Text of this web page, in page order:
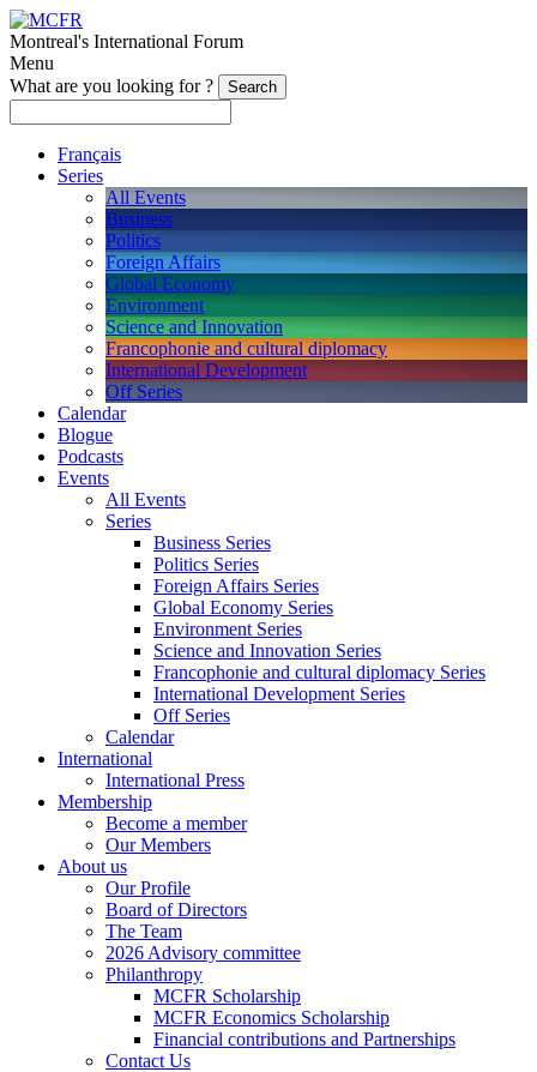
Montreal's International Forum
Menu
What are you looking for ?
Français
Series
All Events
Business
Politics
Foreign Affairs
Global Economy
Environment
Science and Innovation
Francophonie and cultural diplomacy
International Development
Off Series
Calendar
Blogue
Podcasts
Events
All Events
Series
Business Series
Politics Series
Foreign Affairs Series
Global Economy Series
Environment Series
Science and Innovation Series
Francophonie and cultural diplomacy Series
International Development Series
Off Series
Calendar
International
International Press
Membership
Become a member
Our Members
About us
Our Profile
Board of Directors
The Team
2026 Advisory committee
Philanthropy
MCFR Scholarship
MCFR Economics Scholarship
Financial contributions and Partnerships
Contact Us